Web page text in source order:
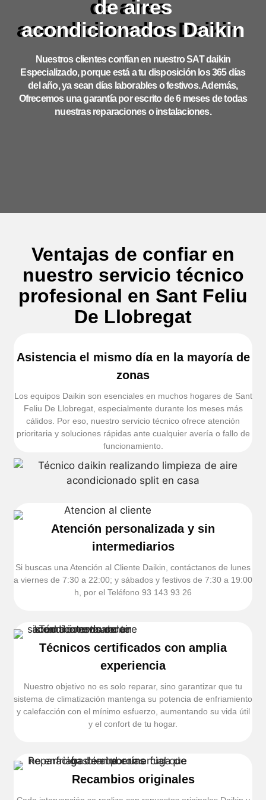
de aires
acondicionados Daikin
Nuestros clientes confían en nuestro SAT daikin
Especializado, porque está a tu disposición los 365 días
del año, ya sean días laborables o festivos. Además,
Ofrecemos una garantía por escrito de 6 meses de todas
nuestras reparaciones o instalaciones.
Ventajas de confiar en
nuestro servicio técnico
profesional en Sant Feliu
De Llobregat
Asistencia el mismo día en la mayoría de
zonas
Los equipos Daikin son esenciales en muchos hogares de Sant
Feliu De Llobregat, especialmente durante los meses más
cálidos. Por eso, nuestro servicio técnico ofrece atención
prioritaria y soluciones rápidas ante cualquier avería o fallo de
funcionamiento.
Atención personalizada y sin
intermediarios
Si buscas una Atención al Cliente Daikin, contáctanos de lunes
a viernes de 7:30 a 22:00; y sábados y festivos de 7:30 a 19:00
h, por el Teléfono 93 143 93 26
Técnicos certificados con amplia
experiencia
Nuestro objetivo no es solo reparar, sino garantizar que tu
sistema de climatización mantenga su potencia de enfriamiento
y calefacción con el mínimo esfuerzo, aumentando su vida útil
y el confort de tu hogar.
Recambios originales